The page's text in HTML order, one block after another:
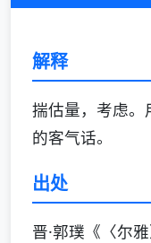
解释
揣估量，考虑。
的客气话。
出处
晋·郭璞《〈尔